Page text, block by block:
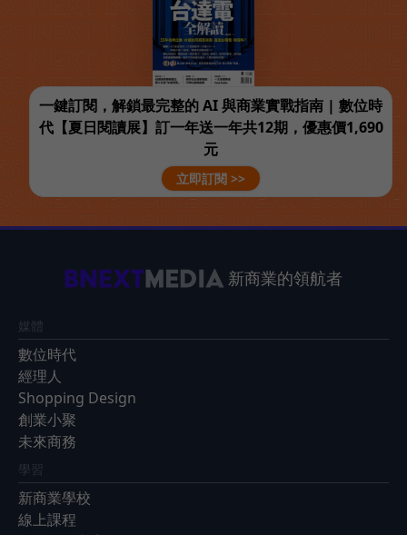
一鍵訂閱，解鎖最完整的 AI 與商業實戰指南 | 數位時
代【夏日閱讀展】訂一年送一年共12期，優惠價1,690
元
立即訂閱 >>
新商業的領航者
媒體
數位時代
經理人
Shopping Design
創業小聚
未來商務
學習
新商業學校
線上課程